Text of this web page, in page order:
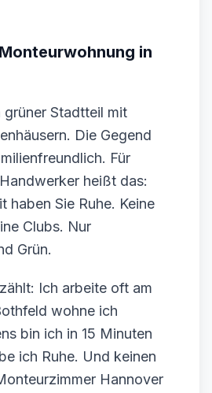
in
grüner Stadtteil mit
Die Gegend
Für
heißt das:
haben Sie Ruhe. Keine
Clubs. Nur
Grün.
Ich arbeite oft am
wohne ich
bin ich in 15 Minuten
ich Ruhe. Und keinen
Hannover